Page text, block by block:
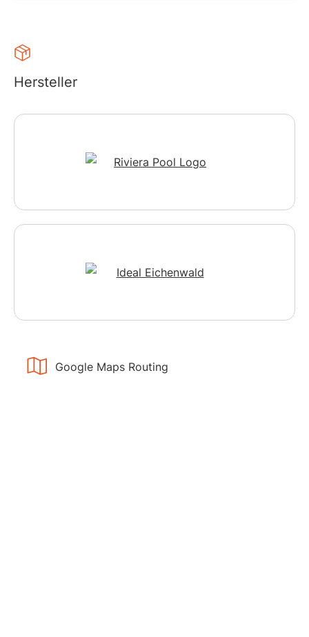
Hersteller
Google Maps Routing